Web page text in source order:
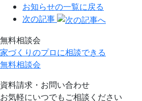
お知らせの一覧に戻る
次の記事
無料相談会
家づくりのプロに相談できる
無料相談会
資料請求・お問い合わせ
お気軽にいつでもご相談ください